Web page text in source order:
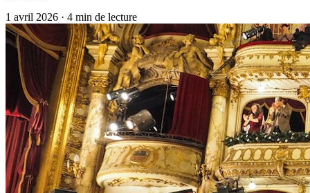
1 avril 2026 · 4 min de lecture